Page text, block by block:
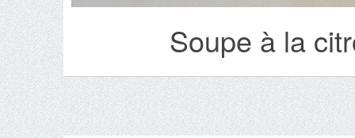
Soupe à la